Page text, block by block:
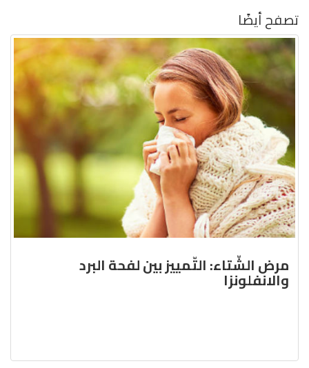
تصفح أيضًا
مرض الشّتاء: التّمييز بين لفحة البرد
والانفلونزا